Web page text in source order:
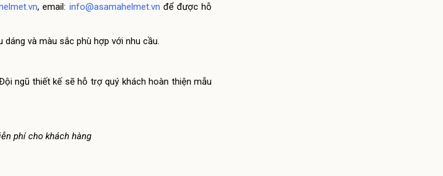
, email: info@asamahelmet.vn để được hỗ
và màu sắc phù hợp với nhu cầu.
ngũ thiết kế sẽ hỗ trợ quý khách hoàn thiện mẫu
phí cho khách hàng